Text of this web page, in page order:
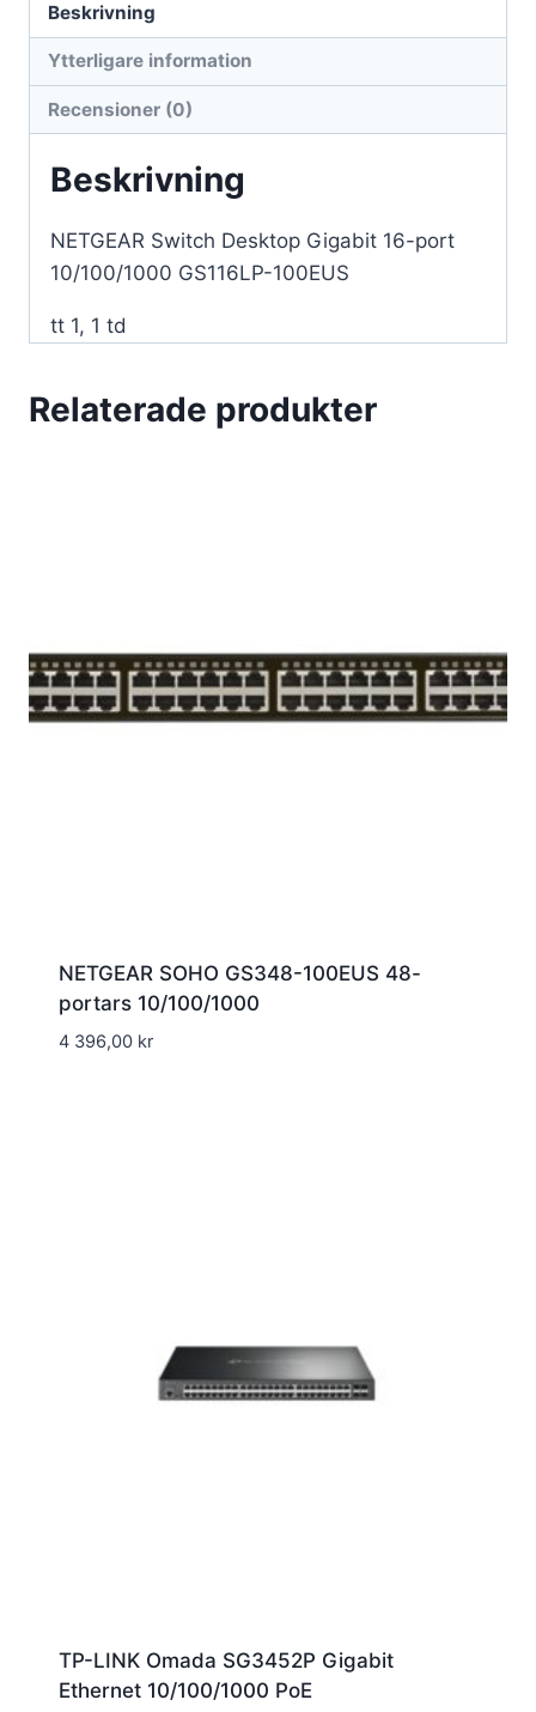
Beskrivning
Ytterligare information
Recensioner (0)
Beskrivning
NETGEAR Switch Desktop Gigabit 16-port
10/100/1000 GS116LP-100EUS
tt 1, 1 td
Relaterade produkter
NETGEAR SOHO GS348-100EUS 48-
portars 10/100/1000
4 396,00 kr
TP-LINK Omada SG3452P Gigabit
Ethernet 10/100/1000 PoE